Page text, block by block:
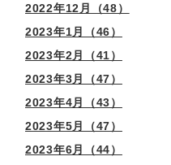
2022年12月（48）
2023年1月（46）
2023年2月（41）
2023年3月（47）
2023年4月（43）
2023年5月（47）
2023年6月（44）